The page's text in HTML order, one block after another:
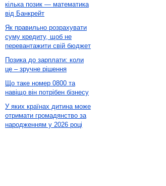
кілька позик — математика
від Банкрейт
Як правильно розрахувати
суму кредиту, щоб не
перевантажити свій бюджет
Позика до зарплати: коли
це – зручне рішення
Що таке номер 0800 та
навіщо він потрібен бізнесу
У яких країнах дитина може
отримати громадянство за
народженням у 2026 році